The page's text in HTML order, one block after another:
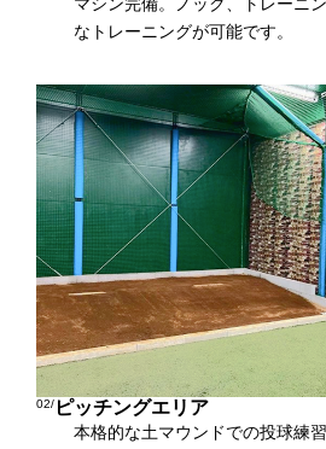
なトレーニングが可能です。
02/ ピッチングエリア
本格的な土マウンドでの投球練